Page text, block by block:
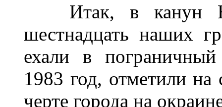
Итак, в канун
шестнадцать наших
ехали в
1983 год, отметили
черте города на